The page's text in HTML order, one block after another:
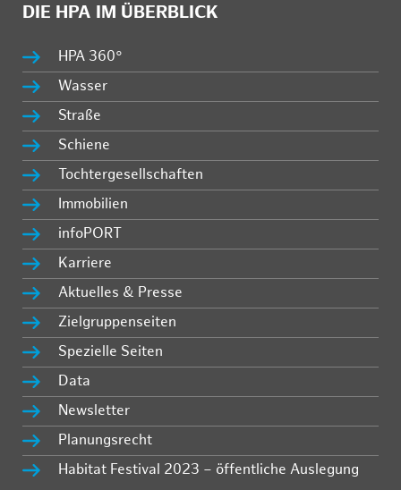
DIE HPA IM ÜBERBLICK
HPA 360°
Wasser
Straße
Schiene
Tochtergesellschaften
Immobilien
infoPORT
Karriere
Aktuelles & Presse
Zielgruppenseiten
Spezielle Seiten
Data
Newsletter
Planungsrecht
Habitat Festival 2023 – öffentliche Auslegung